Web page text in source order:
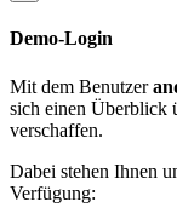
Demo-Login
Mit dem Benutzer
sich einen Überblick
verschaffen.
Dabei stehen Ihnen
Verfügung: